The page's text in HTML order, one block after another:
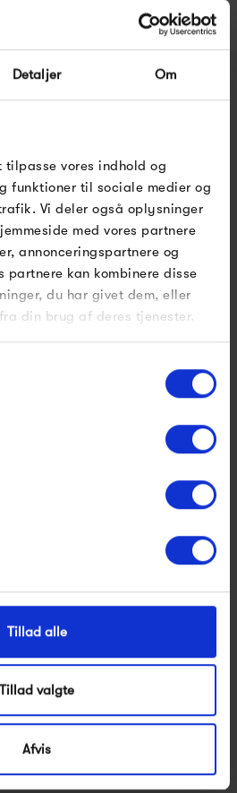
Detaljer Om
vores indhold og
funktioner til sociale medier og
Vi deler også oplysninger
med vores partnere
annonceringspartnere og
partnere kan kombinere disse
du har givet dem, eller
din brug af deres tjenester.
Tillad alle
Tillad valgte
Afvis
af tidløse møbler samt
varer fra Verpan
samme kategori
New Works Lantern Table